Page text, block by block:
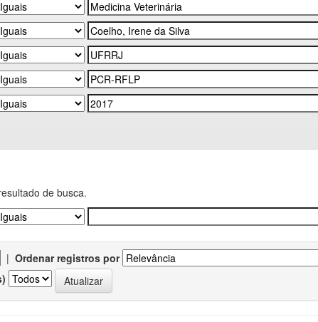
de busca.
| Ordenar registros por